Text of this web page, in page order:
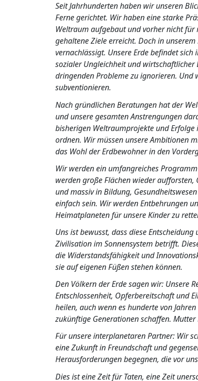
Seit Jahrhunderten haben wir unseren
Ferne gerichtet. Wir haben eine starke
Weltraum aufgebaut und vorher nicht für
gehaltene Ziele erreicht. Doch in
vernachlässigt. Unsere Erde befindet
sozialer Ungleichheit und
dringenden Probleme zu ignorieren. Und
subventionieren.
Nach gründlichen Beratungen hat der
und unsere gesamten Anstrengungen
bisherigen Weltraumprojekte und
ordnen. Wir müssen unsere Ambitionen
das Wohl der Erdbewohner in den
Wir werden ein umfangreiches
werden große Flächen wieder
und massiv in Bildung,
einfach sein. Wir werden Entbehrungen
Heimatplaneten für unsere Kinder zu
Uns ist bewusst, dass diese
Zivilisation im Sonnensystem betrifft.
die Widerstandsfähigkeit und
sie auf eigenen Füßen stehen können.
Den Völkern der Erde sagen wir: Unsere
Entschlossenheit, Opferbereitschaft und
heilen, auch wenn es hunderte von
zukünftige Generationen schaffen. Mutter
Für unsere interplanetaren Partner: Wir
eine Zukunft in Freundschaft und
Herausforderungen begegnen, die vor
Dies ist eine Zeit für Taten, eine Zeit